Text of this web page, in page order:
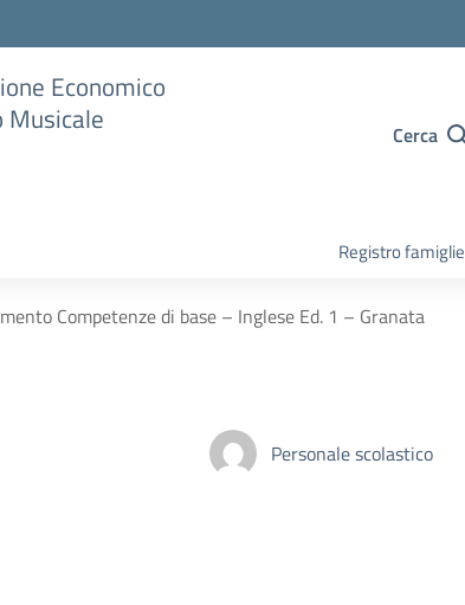
Economico
Musicale
Cerca
Registro famiglie
Competenze di base – Inglese Ed. 1 – Granata
Personale scolastico